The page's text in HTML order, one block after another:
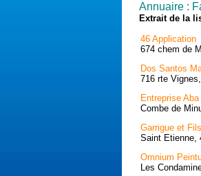
Annuaire :
Extrait de la
46 Application
674 chem de
Dos Santos
716 rte
Entreprise
Combe de
Garrigue et
Saint Etienne,
Omnium
Les